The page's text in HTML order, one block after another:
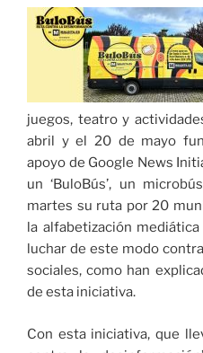
juegos, teatro y
abril y el 20 de mayo
apoyo de Google News
un ‘BuloBús’, un
martes su ruta por 20
la alfabetización
luchar de este modo
sociales, como han
de esta iniciativa.
Con esta iniciativa, que